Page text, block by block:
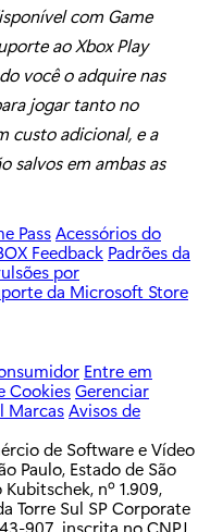
com Game
ao Xbox Play
você o adquire nas
jogar tanto no
custo adicional, e a
salvos em ambas as
PassAcessórios do
Feedback Padrões da
por
da Microsoft Store
Entre em
CookiesGerenciar
MarcasAvisos de
de Software e Vídeo
Paulo, Estado de São
nº 1.909,
Torre Sul SP Corporate